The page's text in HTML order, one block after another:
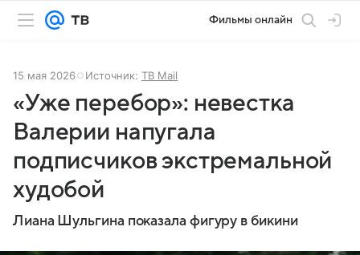
Фильмы онлайн
15 мая 2026 Источник: ТВ Mail
«Уже перебор»: невестка
Валерии напугала
подписчиков экстремальной
худобой
Лиана Шульгина показала фигуру в бикини